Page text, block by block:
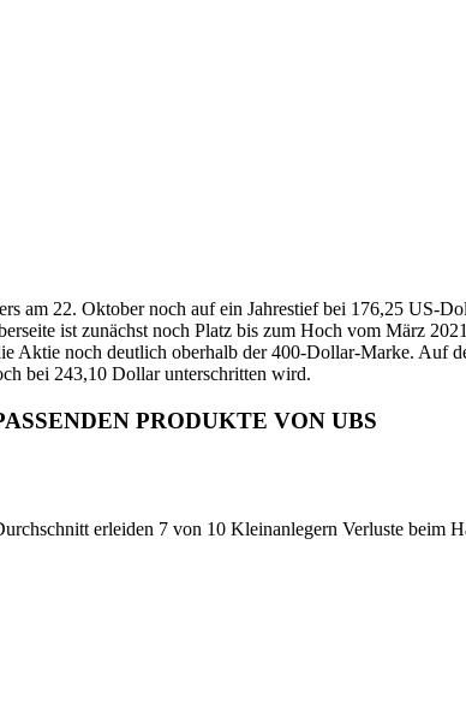
am 22. Oktober noch auf ein Jahrestief bei 176,25 US-
ist zunächst noch Platz bis zum Hoch vom März
Aktie noch deutlich oberhalb der 400-Dollar-Marke. Auf
bei 243,10 Dollar unterschritten wird.
PRODUKTE VON UBS
erleiden 7 von 10 Kleinanlegern Verluste beim